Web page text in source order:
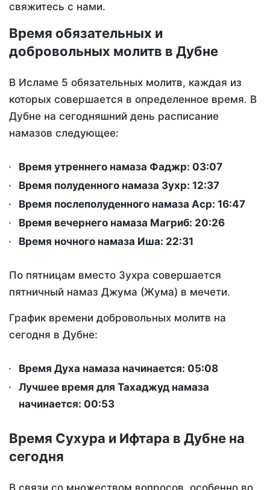
свяжитесь с нами.
Время обязательных и
добровольных молитв в Дубне
В Исламе 5 обязательных молитв, каждая из
которых совершается в определенное время. В
Дубне на сегодняшний день расписание
намазов следующее:
Время утреннего намаза Фаджр: 03:07
Время полуденного намаза Зухр: 12:37
Время послеполуденного намаза Аср: 16:47
Время вечернего намаза Магриб: 20:26
Время ночного намаза Иша: 22:31
По пятницам вместо Зухра совершается
пятничный намаз Джума (Жума) в мечети.
График времени добровольных молитв на
сегодня в Дубне:
Время Духа намаза начинается: 05:08
Лучшее время для Тахаджуд намаза
начинается: 00:53
Время Сухура и Ифтара в Дубне на
сегодня